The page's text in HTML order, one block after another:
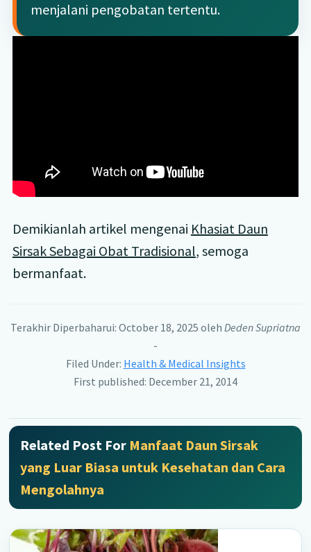
menjalani pengobatan tertentu.
Demikianlah artikel mengenai Khasiat Daun
Sirsak Sebagai Obat Tradisional, semoga
bermanfaat.
Terakhir Diperbaharui: October 18, 2025 oleh Deden Supriatna
-
Filed Under: Health & Medical Insights
First published: December 21, 2014
Related Post For Manfaat Daun Sirsak
yang Luar Biasa untuk Kesehatan dan Cara
Mengolahnya